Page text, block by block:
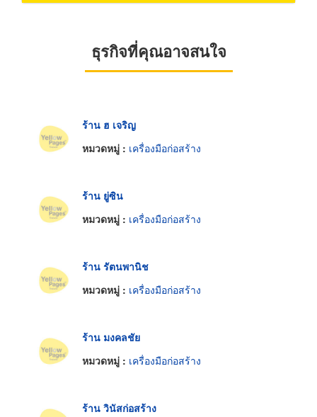
ธุรกิจที่คุณอาจสนใจ
ร้าน ฮ เจริญ
หมวดหมู่ : เครื่องมือก่อสร้าง
ร้าน ยู่ซิน
หมวดหมู่ : เครื่องมือก่อสร้าง
ร้าน รัตนพานิช
หมวดหมู่ : เครื่องมือก่อสร้าง
ร้าน มงคลชัย
หมวดหมู่ : เครื่องมือก่อสร้าง
ร้าน วินัสก่อสร้าง